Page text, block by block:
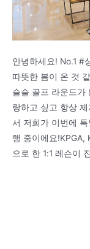
안녕하세요! No.1 #
따뜻한 봄이 온 것
슬슬 골프 라운드가
랑하고 싶고 항상
서 저희가 이번에
행 중이에요!KPGA,
으로 한 1:1 레슨이